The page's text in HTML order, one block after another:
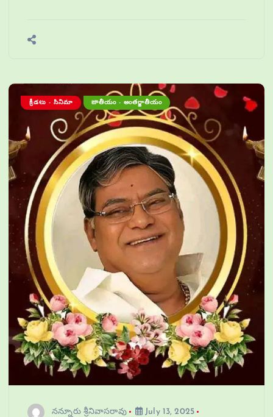
క్రీడలు - సినిమా జాతీయం - అంతర్జాతీయం
నన్నూరు శ్రీనివాసరావు
July 13, 2025